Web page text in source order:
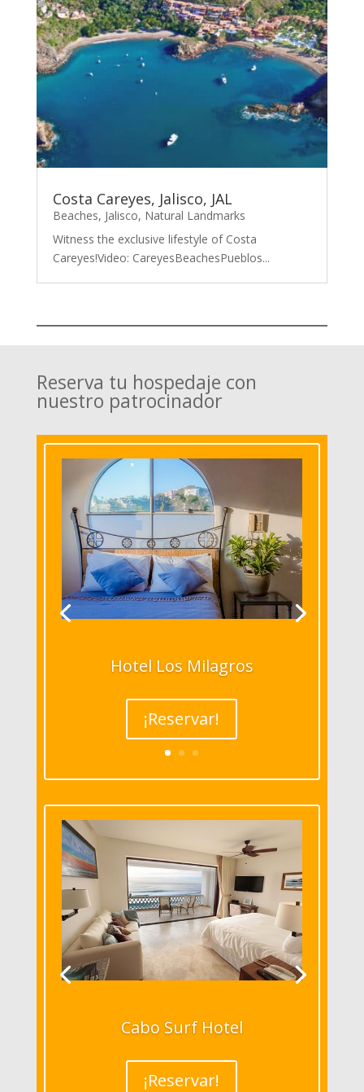
Costa Careyes, Jalisco, JAL
Beaches, Jalisco, Natural Landmarks
Witness the exclusive lifestyle of Costa
Careyes!Video: CareyesBeachesPueblos...
Reserva tu hospedaje con
nuestro patrocinador
Hotel Los Milagros
¡Reservar!
Cabo Surf Hotel
¡Reservar!